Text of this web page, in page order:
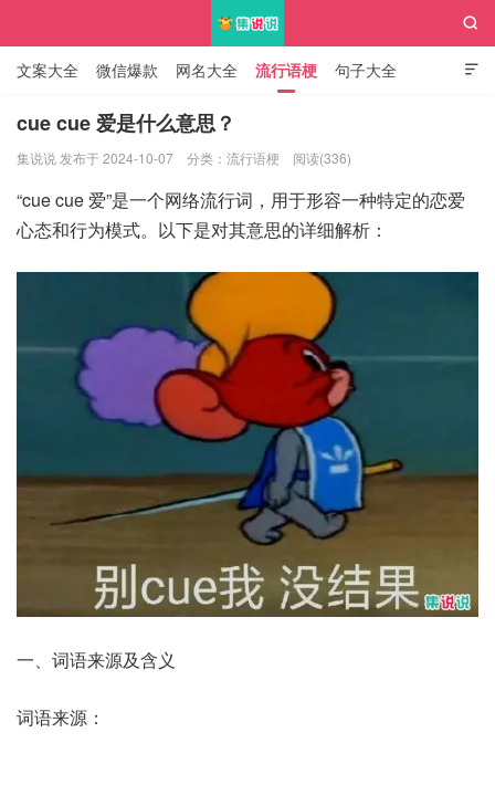

文案大全 微信爆款 网名大全 流行语梗 句子大全
知识大全

cue cue 爱是什么意思？
集说说 发布于 2024-10-07 分类： 流行语梗 阅读(336)
“cue cue 爱”是一个网络流行词，用于形容一种特定的恋爱
心态和行为模式。以下是对其意思的详细解析：
一、词语来源及含义
词语来源：